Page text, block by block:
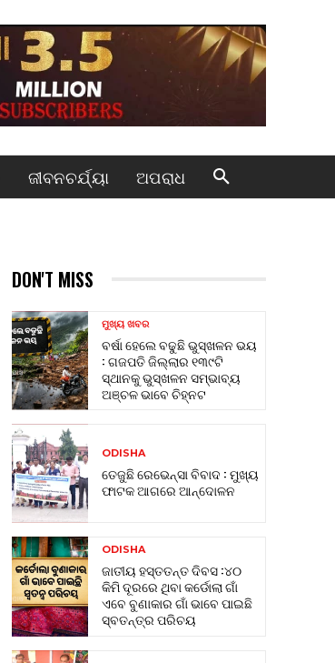
ଜୀବନଚର୍ଯ୍ୟା ଅପରାଧ
DON'T MISS
ମୁଖ୍ୟ ଖବର
ବର୍ଷା ହେଲେ ବଢୁଛି ଭୁସ୍ଖଳନ ଭୟ
: ଗଜପତି ଜିଲ୍ଲାର ୧୩୯ଟି
ସ୍ଥାନକୁ ଭୁସ୍ଖଳନ ସମ୍ଭାବ୍ୟ
ଅଞ୍ଚଳ ଭାବେ ଚିହ୍ନଟ
ODISHA
ତେଜୁଛି ରେଭେନ୍ସା ବିବାଦ : ମୁଖ୍ୟ
ଫାଟକ ଆଗରେ ଆନ୍ଦୋଳନ
ODISHA
ଜାତୀୟ ହସ୍ତତନ୍ତ ଦିବସ :୪୦
କିମି ଦୂରରେ ଥିବା କର୍ଡୋଲା ଗାଁ
ଏବେ ବୁଣାକାର ଗାଁ ଭାବେ ପାଇଛି
ସ୍ବତନ୍ତ୍ର ପରିଚୟ